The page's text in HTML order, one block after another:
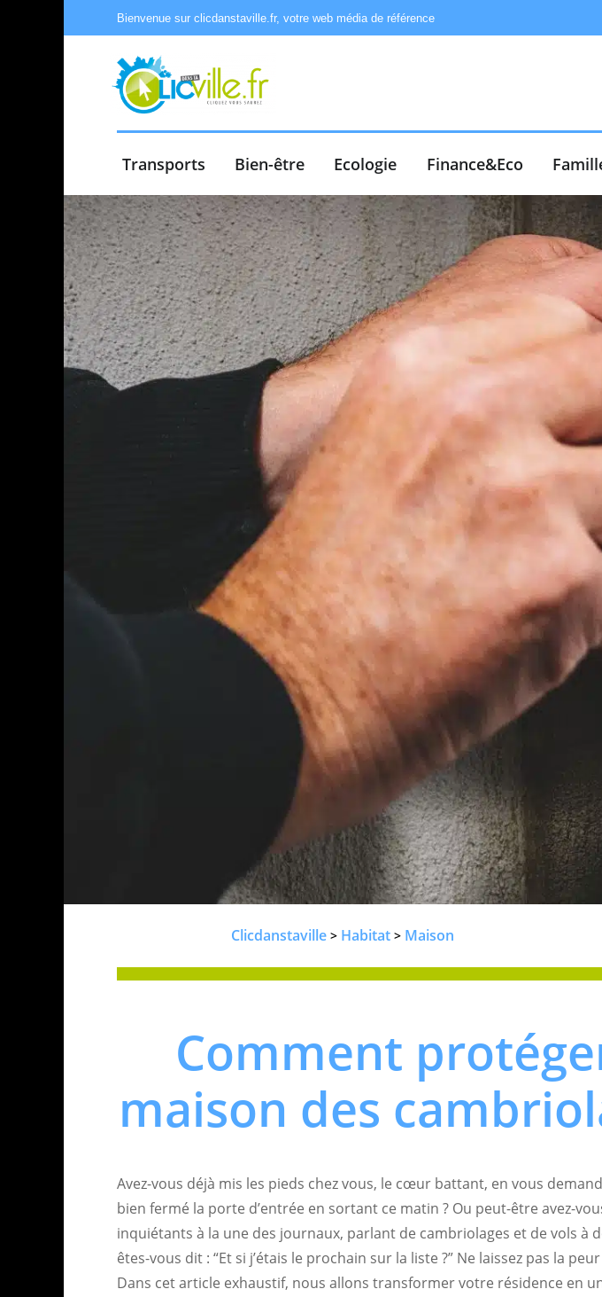
Bienvenue sur clicdanstaville.fr, votre web média de référence
Transports Bien-être Ecologie Finance&Eco
Clicdanstaville > Habitat > Maison
Comment
maison des
Avez-vous déjà mis les pieds chez vous, le cœur battant, en vous
bien fermé la porte d’entrée en sortant ce matin ? Ou peut-être avez-
inquiétants à la une des journaux, parlant de cambriolages et de vols à
êtes-vous dit : “Et si j’étais le prochain sur la liste ?” Ne laissez pas la
Dans cet article exhaustif, nous allons transformer votre résidence en